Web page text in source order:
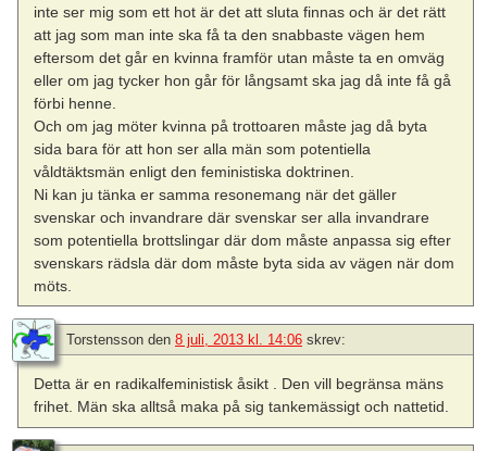
inte ser mig som ett hot är det att sluta finnas och är det rätt
att jag som man inte ska få ta den snabbaste vägen hem
eftersom det går en kvinna framför utan måste ta en omväg
eller om jag tycker hon går för långsamt ska jag då inte få gå
förbi henne.
Och om jag möter kvinna på trottoaren måste jag då byta
sida bara för att hon ser alla män som potentiella
våldtäktsmän enligt den feministiska doktrinen.
Ni kan ju tänka er samma resonemang när det gäller
svenskar och invandrare där svenskar ser alla invandrare
som potentiella brottslingar där dom måste anpassa sig efter
svenskars rädsla där dom måste byta sida av vägen när dom
möts.
Torstensson den 8 juli, 2013 kl. 14:06 skrev:
Detta är en radikalfeministisk åsikt . Den vill begränsa mäns
frihet. Män ska alltså maka på sig tankemässigt och nattetid.